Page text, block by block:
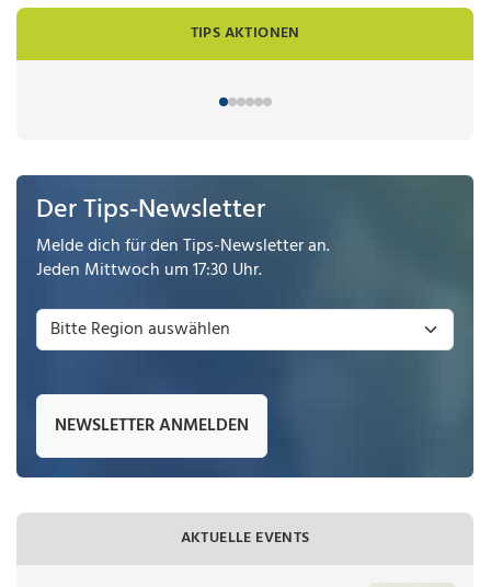
TIPS AKTIONEN
Der Tips-Newsletter
Melde dich für den Tips-Newsletter an.
Jeden Mittwoch um 17:30 Uhr.
NEWSLETTER ANMELDEN
AKTUELLE EVENTS